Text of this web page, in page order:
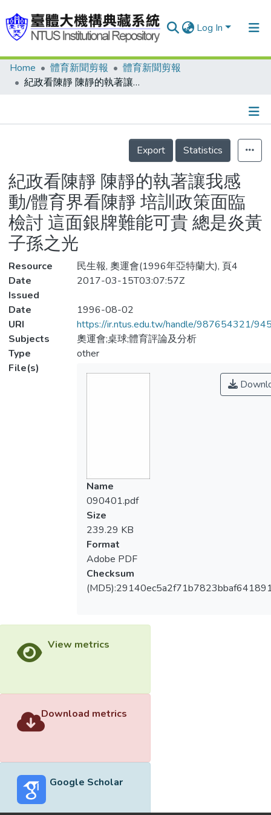
Log In
Communities & Collections
Statistics
Home 體育新聞剪報
體育新聞剪報
紀政看陳靜 陳靜的執著讓我感動/體育界看陳靜 培訓政策面臨檢討 這面銀牌難能可貴 總是炎黃子孫之光
Details
Export
Statistics
紀政看陳靜 陳靜的執著讓我感
動/體育界看陳靜 培訓政策面臨
檢討 這面銀牌難能可貴 總是炎黃
子孫之光
Resource
民生報, 奧運會(1996年亞特蘭大), 頁4
Date
Issued
2017-03-15T03:07:57Z
Date
1996-08-02
URI
https://ir.ntus.edu.tw/handle/987654321/
Subjects
奧運會;桌球;體育評論及分析
Type
other
File(s)
Name
090401.pdf
Size
239.29 KB
Format
Adobe PDF
Checksum
View metrics
Download metrics
Google Scholar